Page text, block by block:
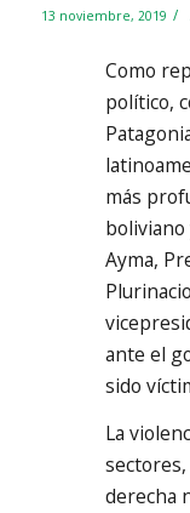
13 noviembre, 2019 /
Como
político,
más
Ayma,
ante el
sido
La
derecha